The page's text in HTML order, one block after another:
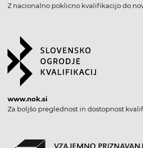
Z nacionalno poklicno kvalifikacijo do
www.nok.si
Za boljšo preglednost in dostopnost